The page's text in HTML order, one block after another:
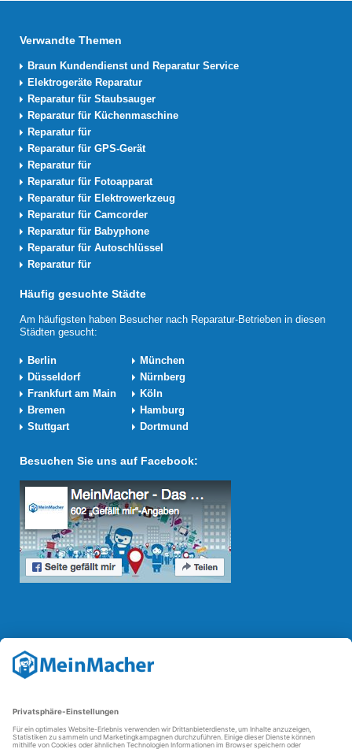
Verwandte Themen
Braun Kundendienst und Reparatur Service
Elektrogeräte Reparatur
Reparatur für Staubsauger
Reparatur für Küchenmaschine
Reparatur für
Reparatur für GPS-Gerät
Reparatur für
Reparatur für Fotoapparat
Reparatur für Elektrowerkzeug
Reparatur für Camcorder
Reparatur für Babyphone
Reparatur für Autoschlüssel
Reparatur für
Häufig gesuchte Städte
Am häufigsten haben Besucher nach Reparatur-Betrieben in diesen
Städten gesucht:
Berlin
München
Düsseldorf
Nürnberg
Frankfurt am Main
Köln
Bremen
Hamburg
Stuttgart
Dortmund
Besuchen Sie uns auf Facebook:
Reparatur Revolution
Mit derReparatur-Revolution
Reparaturbedingungen in Deutschland: Für Produkte, die sich gut
reparierenden Betriebe und des Reparatur-Know-hows in
Deutschland.